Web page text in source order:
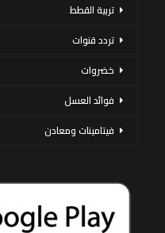
تربية القطط
تردد قنوات
خضروات
فوائد العسل
فيتامينات ومعادن